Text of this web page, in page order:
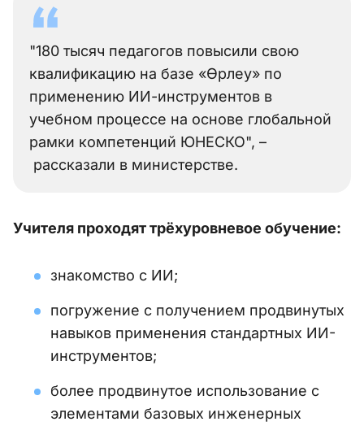
"180 тысяч педагогов повысили свою
квалификацию на базе «Өрлеу» по
применению ИИ-инструментов в
учебном процессе на основе глобальной
рамки компетенций ЮНЕСКО", –
рассказали в министерстве.
Учителя проходят трёхуровневое обучение:
знакомство с ИИ;
погружение с получением продвинутых
навыков применения стандартных ИИ-
инструментов;
более продвинутое использование с
элементами базовых инженерных